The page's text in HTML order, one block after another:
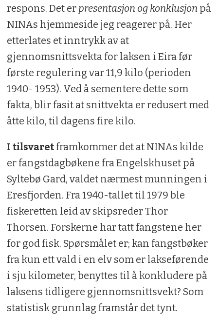
respons. Det er presentasjon og konklusjon på
NINAs hjemmeside jeg reagerer på. Her
etterlates et inntrykk av at
gjennomsnittsvekta for laksen i Eira før
første regulering var 11,9 kilo (perioden
1940- 1953). Ved å sementere dette som
fakta, blir fasit at snittvekta er redusert med
åtte kilo, til dagens fire kilo.
I tilsvaret framkommer det at NINAs kilde
er fangstdagbøkene fra Engelskhuset på
Syltebø Gard, valdet nærmest munningen i
Eresfjorden. Fra 1940-tallet til 1979 ble
fiskeretten leid av skipsreder Thor
Thorsen. Forskerne har tatt fangstene her
for god fisk. Spørsmålet er; kan fangstbøker
fra kun ett vald i en elv som er lakseførende
i sju kilometer, benyttes til å konkludere på
laksens tidligere gjennomsnittsvekt? Som
statistisk grunnlag framstår det tynt.